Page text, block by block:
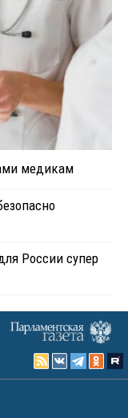
медикам
России супер